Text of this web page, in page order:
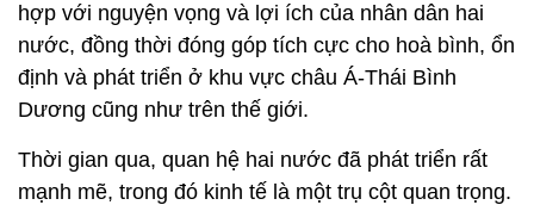
hợp với nguyện vọng và lợi ích của nhân dân hai
nước, đồng thời đóng góp tích cực cho hoà bình, ổn
định và phát triển ở khu vực châu Á-Thái Bình
Dương cũng như trên thế giới.
Thời gian qua, quan hệ hai nước đã phát triển rất
mạnh mẽ, trong đó kinh tế là một trụ cột quan trọng.